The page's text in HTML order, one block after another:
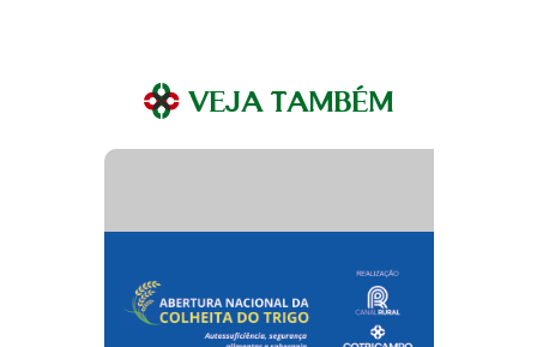
VEJA TAMBÉM